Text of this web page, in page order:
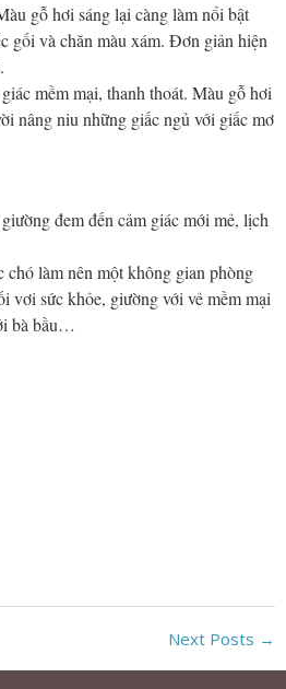
gỗ hơi sáng lại càng làm nổi bật
gối và chăn màu xám. Đơn giản hiện
mềm mại, thanh thoát. Màu gỗ hơi
nâng niu những giấc ngủ với giấc mơ
đem đến cảm giác mới mẻ, lịch
làm nên một không gian phòng
vơi sức khỏe, giường với vẻ mềm mại
bà bầu…
Next Posts →